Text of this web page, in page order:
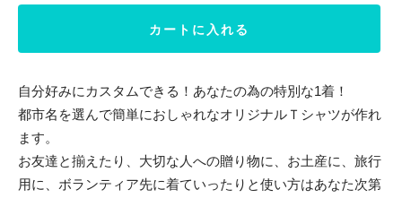
カートに入れる
自分好みにカスタムできる！あなたの為の特別な1着！
都市名を選んで簡単におしゃれなオリジナルＴシャツが作れ
ます。
お友達と揃えたり、大切な人への贈り物に、お土産に、旅行
用に、ボランティア先に着ていったりと使い方はあなた次第